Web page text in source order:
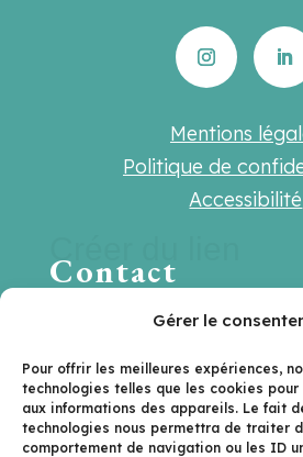
Gérer le
Pour offrir les meilleures expériences,
technologies telles que les cookies
aux informations des appareils. Le fait
technologies nous permettra de traiter
comportement de navigation ou les ID
Mentions
Politique de
Accessibilité
Contact
Une question ? Une
Contactez-nous sur
hello@lenextlevel.org